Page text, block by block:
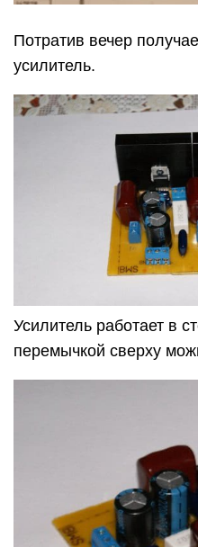
Потратив вечер
усилитель.
Усилитель работает в
перемычкой сверху